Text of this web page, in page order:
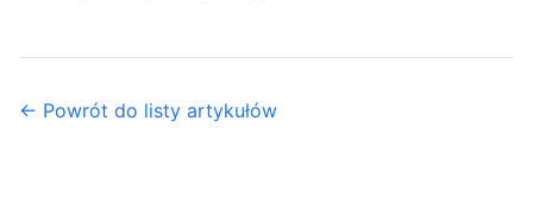
← Powrót do listy artykułów